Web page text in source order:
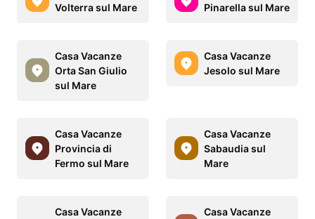
Volterra sul Mare
Pinarella sul Mare
Casa Vacanze
Orta San Giulio
sul Mare
Casa Vacanze
Jesolo sul Mare
Casa Vacanze
Provincia di
Fermo sul Mare
Casa Vacanze
Sabaudia sul
Mare
Casa Vacanze
Casa Vacanze